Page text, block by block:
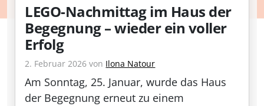
LEGO-Nachmittag im Haus der
Begegnung – wieder ein voller
Erfolg
2. Februar 2026 von Ilona Natour
Am Sonntag, 25. Januar, wurde das Haus
der Begegnung erneut zu einem